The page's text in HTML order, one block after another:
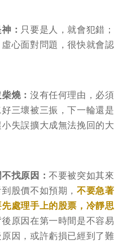
： 只要是人，就會犯錯；
心面對問題，很快就會認
燒： 沒有任何理由，必須
三壞被三振，下一輪還是
失誤擴大成無法挽回的大
找原因：不要被突如其來
股價不如預期，不要急著
處理手上的股票，冷靜思
後原因在第一時間是不容易
因，或許虧損已經到了難